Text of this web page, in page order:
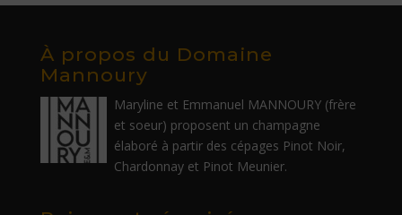
À propos du Domaine
Mannoury
Maryline et Emmanuel MANNOURY (frère
et soeur) proposent un champagne
élaboré à partir des cépages Pinot Noir,
Chardonnay et Pinot Meunier.